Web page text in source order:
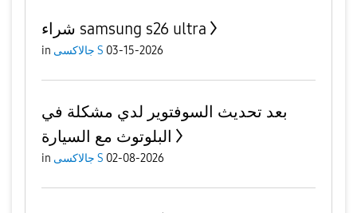
شراء samsung s26 ultra
in جالاكسى S 03-15-2026
بعد تحديث السوفتوير لدي مشكلة في
البلوتوث مع السيارة
in جالاكسى S 02-08-2026